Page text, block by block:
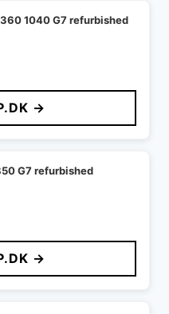
1040 G7 refurbished
→
G7 refurbished
→